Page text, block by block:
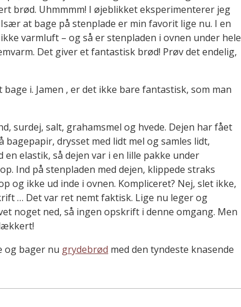
brød. Uhmmmm! I øjeblikket eksperimenterer jeg
at bage på stenplade er min favorit lige nu. I en
varmluft – og så er stenpladen i ovnen under hele
Det giver et fantastisk brød! Prøv det endelig,
i. Jamen , er det ikke bare fantastisk, som man
surdej, salt, grahamsmel og hvede. Dejen har fået
bagepapir, drysset med lidt mel og samles lidt,
elastik, så dejen var i en lille pakke under
Ind på stenpladen med dejen, klippede straks
og ikke ud inde i ovnen. Kompliceret? Nej, slet ikke,
… Det var ret nemt faktisk. Lige nu leger og
noget ned, så ingen opskrift i denne omgang. Men
og bager nu grydebrød med den tyndeste knasende